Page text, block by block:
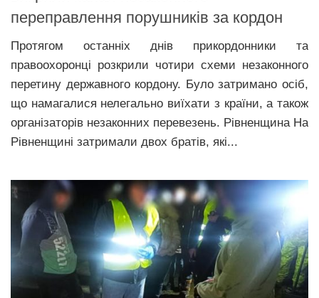
Політика
Світ
Цікаво
Наука
Технології
Історії
Привітання
Здоров’я
Події
Кримінал
переправлення порушників за кордон
Протягом останніх днів прикордонники та
правоохоронці розкрили чотири схеми незаконного
перетину державного кордону. Було затримано осіб,
що намагалися нелегально виїхати з країни, а також
організаторів незаконних перевезень. Рівненщина На
Рівненщині затримали двох братів, які...